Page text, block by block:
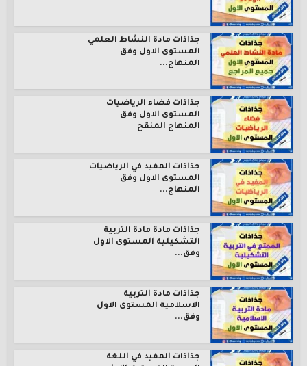
جذاذات مادة النشاط العلمي
المستوى الاول وفق
المنهاج...
جذاذات فضاء الرياضيات
المستوى الاول وفق
المنهاج المنقح
جذاذات المفيد في الرياضيات
المستوى الاول وفق
المنهاج...
جذاذات مادة مادة التربية
التشكيلية المستوى الاول
وفق...
جذاذات مادة التربية
الاسلامية المستوى الاول
وفق...
جذاذات المفيد في اللغة